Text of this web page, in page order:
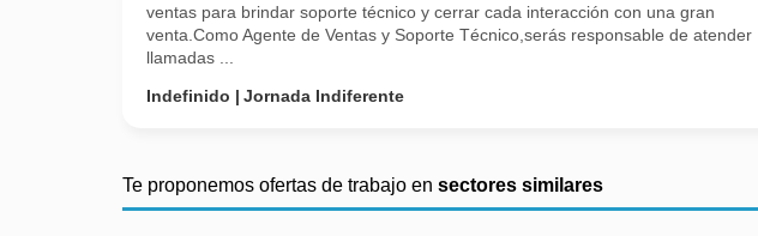
ventas para brindar soporte técnico y cerrar cada interacción con una gran
venta.Como Agente de Ventas y Soporte Técnico,serás responsable de atender
llamadas ...
Indefinido
Jornada Indiferente
Te proponemos ofertas de trabajo en sectores similares